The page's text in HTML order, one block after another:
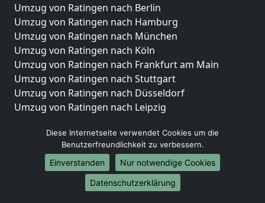
Umzug von Ratingen nach Berlin
Umzug von Ratingen nach Hamburg
Umzug von Ratingen nach München
Umzug von Ratingen nach Köln
Umzug von Ratingen nach Frankfurt am Main
Umzug von Ratingen nach Stuttgart
Umzug von Ratingen nach Düsseldorf
Umzug von Ratingen nach Leipzig
Umzug von Ratingen nach Essen
Umzug von Ratingen nach Bremen
Umzug von Ratingen nach Dresden
Umzug von Ratingen nach Hannover
Umzug von Ratingen nach Nürnberg
Diese Internetseite verwendet Cookies um die
Benutzerfreundlichkeit zu verbessern.
Einverstanden
Nur notwendige Cookies
Datenschutzerklärung